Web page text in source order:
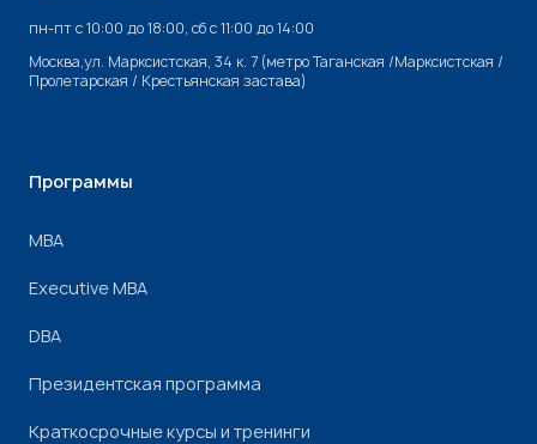
пн-пт с 10:00 до 18:00, cб с 11:00 до 14:00
Москва,ул. Марксистская, 34 к. 7 (метро Таганская /Марксистская /
Пролетарская / Крестьянская застава)
Программы
МВА
Executive MBA
DBA
Президентская программа
Краткосрочные курсы и тренинги